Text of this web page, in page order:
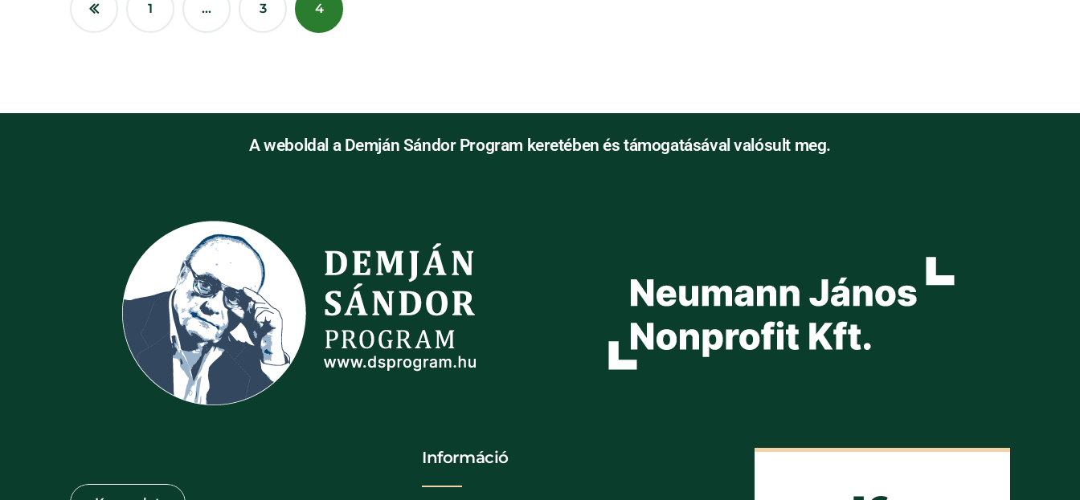
1 … 3 4
A weboldal a Demján Sándor Program keretében és támogatásával valósult meg.
Információ